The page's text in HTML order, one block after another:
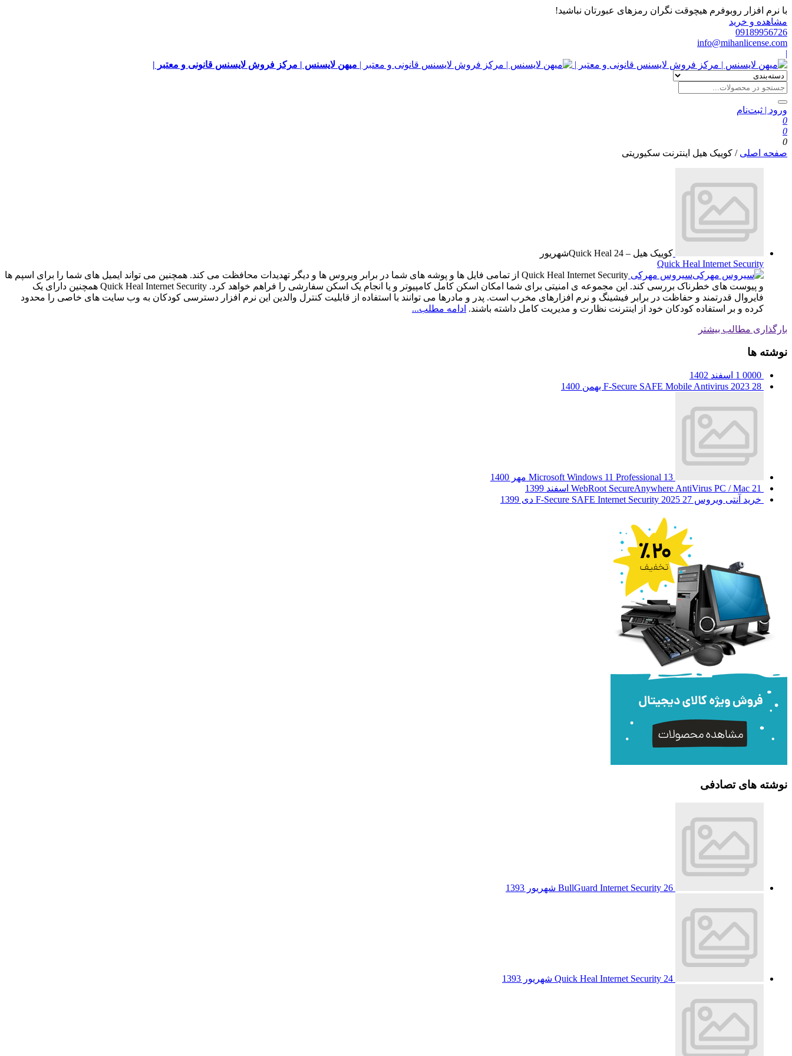
با نرم افزار روبوفرم هیچوقت نگران رمزهای عبورتان نباشید!
مشاهده و خرید
09189956726
info@mihanlicense.com
|
میهن لایسنس | مرکز فروش لایسنس قانونی و معتبر |
ورود | ثبت‌نام
0
0
0
صفحه اصلی / کوییک هیل اینترنت سکیوریتی
کوییک هیل – Quick Heal 24
شهریور
Quick Heal Internet Security
سیروس مهرکی
Quick Heal Internet Security از تمامی فایل ها و پوشه های شما در برابر ویروس ها و دیگر تهدیدات محافظت می کند. همچنین می تواند ایمیل های شما را برای اسپم ها
و پیوست های خطرناک بررسی کند. این مجموعه ی امنیتی برای شما امکان اسکن کامل کامپیوتر و یا انجام یک اسکن سفارشی را فراهم خواهد کرد. Quick Heal Internet Security همچنین دارای یک
فایروال قدرتمند و حفاظت در برابر فیشینگ و نرم افزارهای مخرب است. پدر و مادرها می توانند با استفاده از قابلیت کنترل والدین این نرم افزار دسترسی کودکان به وب سایت های خاصی را محدود
کرده و بر استفاده کودکان خود از اینترنت نظارت و مدیریت کامل داشته باشند. ادامه مطلب...
بارگذاری مطالب بیشتر
نوشته ها
0000 1 اسفند 1402
F-Secure SAFE Mobile Antivirus 2023 28 بهمن 1400
Microsoft Windows 11 Professional 13 مهر 1400
WebRoot SecureAnywhere AntiVirus PC / Mac 21 اسفند 1399
خرید آنتی ویروس F-Secure SAFE Internet Security 2025 27 دی 1399
نوشته های تصادفی
BullGuard Internet Security 26 شهریور 1393
Quick Heal Internet Security 24 شهریور 1393